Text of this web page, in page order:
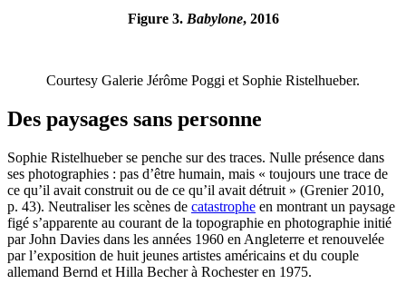
Figure 3. Babylone, 2016
Courtesy Galerie Jérôme Poggi et Sophie Ristelhueber.
Des paysages sans personne
Sophie Ristelhueber se penche sur des traces. Nulle présence dans
ses photographies : pas d’être humain, mais « toujours une trace de
ce qu’il avait construit ou de ce qu’il avait détruit » (Grenier 2010,
p. 43). Neutraliser les scènes de catastrophe en montrant un paysage
figé s’apparente au courant de la topographie en photographie initié
par John Davies dans les années 1960 en Angleterre et renouvelée
par l’exposition de huit jeunes artistes américains et du couple
allemand Bernd et Hilla Becher à Rochester en 1975.